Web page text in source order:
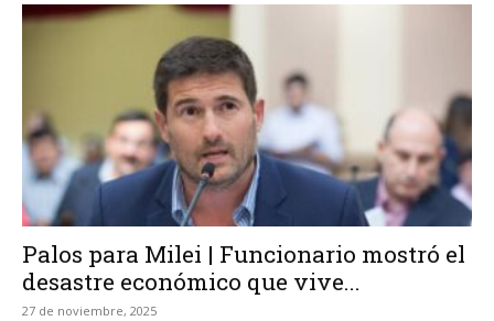
Palos para Milei | Funcionario mostró el
desastre económico que vive...
27 de noviembre, 2025